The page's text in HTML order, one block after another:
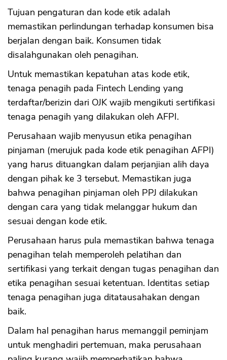
Tujuan pengaturan dan kode etik adalah
memastikan perlindungan terhadap konsumen bisa
berjalan dengan baik. Konsumen tidak
disalahgunakan oleh penagihan.
Untuk memastikan kepatuhan atas kode etik,
tenaga penagih pada Fintech Lending yang
terdaftar/berizin dari OJK wajib mengikuti sertifikasi
tenaga penagih yang dilakukan oleh AFPI.
Perusahaan wajib menyusun etika penagihan
pinjaman (merujuk pada kode etik penagihan AFPI)
yang harus dituangkan dalam perjanjian alih daya
dengan pihak ke 3 tersebut. Memastikan juga
bahwa penagihan pinjaman oleh PPJ dilakukan
dengan cara yang tidak melanggar hukum dan
sesuai dengan kode etik.
Perusahaan harus pula memastikan bahwa tenaga
penagihan telah memperoleh pelatihan dan
sertifikasi yang terkait dengan tugas penagihan dan
etika penagihan sesuai ketentuan. Identitas setiap
tenaga penagihan juga ditatausahakan dengan
baik.
Dalam hal penagihan harus memanggil peminjam
untuk menghadiri pertemuan, maka perusahaan